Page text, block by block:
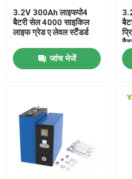
कारखाना भ्रमण
गुणवत्ता नियंत्रण
समाचार
एक उद्धरण का अनुरोध करें
Lifepo4 होम बैटरी
3.2V 300Ah लाइफपो4
बैटरी सेल 4000 साइकिल
लाइफ ग्रेड ए लेवल स्टैंडर्ड
जांच भेजें